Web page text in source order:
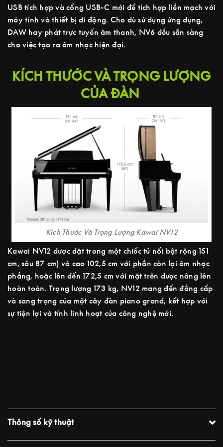
USB tích hợp và cổng USB-C mới để tích hợp liền mạch với
máy tính và thiết bị di động. Cho dù sử dụng ứng dụng,
DAW hay phát trực tuyến âm thanh, NV6 đều sẵn sàng
cho việc tạo ra âm nhạc hiện đại.
KÍCH THƯỚC VÀ TRỌNG LƯỢNG
CỦA ĐÀN
Kích Thước Và Trọng Lượng Kawai NV12
Kawai NV12 được đặt trong một chiếc tủ nổi bật rộng 151
cm, sâu 87 cm) và cao 102,5 cm với phần còn lại âm nhạc
phẳng, hoặc lên đến 172,5 cm với mặt trên được nâng lên
hoàn toàn. Trọng lượng 173 kg, NV12 mang đến đẳng cấp
và sang trọng của một cây đàn piano grand, kết hợp với
sự tiện lợi và tính linh hoạt của công nghệ mới.
Thông số kỹ thuật